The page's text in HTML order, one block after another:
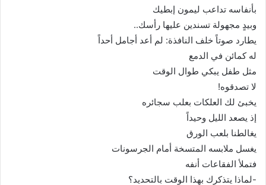
و
ن
ي
بأنفاسه تداعب ليمون إبطيك
وبيدٍ مجهولة تسندين عليها رأسك..
يطارد صوتاً خلف النافذة: لم أعد أجامل أحداً
له كمائن في الدمع
مثل طفل يبكي طوال الوقت
لا تصدقوه!
يخبئ لك العلكات بعلب سجائره
إذ يصعد الليل وحيداً
يغالطنا بلعب الورق
يغسل ملابسه المتسخة أمام الجرسونات
فتملأ الفقاعات أنفه
-لماذا يتذكرك بهذا الوقت بالتحديد؟